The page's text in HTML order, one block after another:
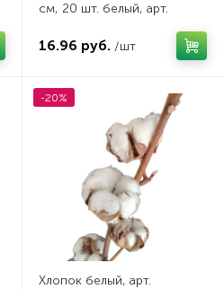
см, 20 шт. белый, арт.
16.96 руб. /шт
-20%
Хлопок белый, арт.